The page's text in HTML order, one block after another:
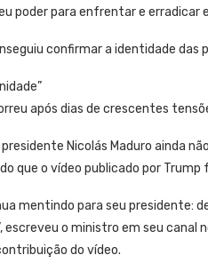
poder para enfrentar e erradicar
confirmar a identidade das
após dias de crescentes
presidente Nicolás Maduro ainda
que o vídeo publicado por
mentindo para seu presidente:
escreveu o ministro em seu
do vídeo.